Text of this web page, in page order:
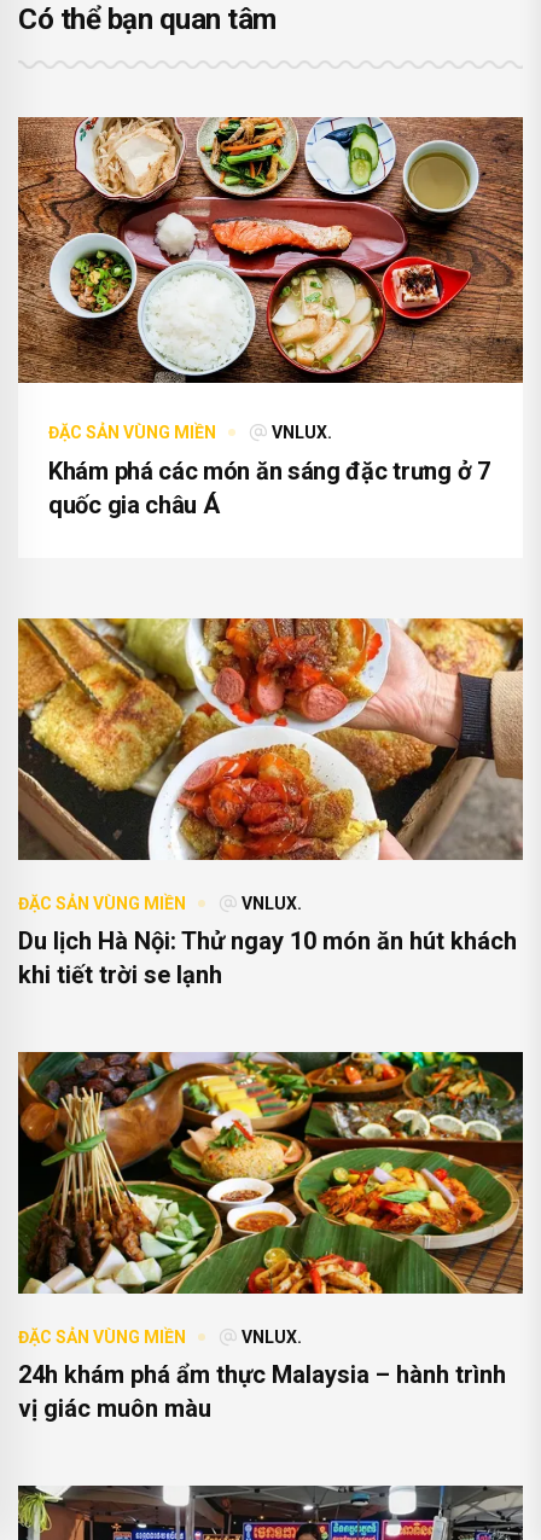
Có thể bạn quan tâm
ĐẶC SẢN VÙNG MIỀN VNLUX.
Khám phá các món ăn sáng đặc trưng ở 7
quốc gia châu Á
ĐẶC SẢN VÙNG MIỀN VNLUX.
Du lịch Hà Nội: Thử ngay 10 món ăn hút khách
khi tiết trời se lạnh
ĐẶC SẢN VÙNG MIỀN VNLUX.
24h khám phá ẩm thực Malaysia – hành trình
vị giác muôn màu